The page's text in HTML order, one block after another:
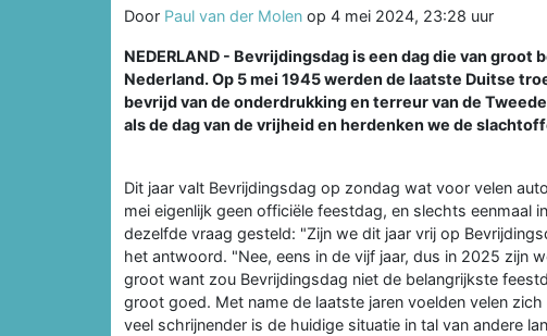
Door Paul van der Molen op 4 mei 2024, 23:28 uur
NEDERLAND - Bevrijdingsdag is een dag die van
Nederland. Op 5 mei 1945 werden de laatste Duitse
bevrijd van de onderdrukking en terreur van de
als de dag van de vrijheid en herdenken we de
Dit jaar valt Bevrijdingsdag op zondag wat voor velen
mei eigenlijk geen officiële feestdag, en slechts eenmaal
dezelfde vraag gesteld: "Zijn we dit jaar vrij op
het antwoord. "Nee, eens in de vijf jaar, dus in 2025 zijn
groot want zou Bevrijdingsdag niet de belangrijkste
groot goed. Met name de laatste jaren voelden velen
veel schrijnender is de huidige situatie in tal van andere